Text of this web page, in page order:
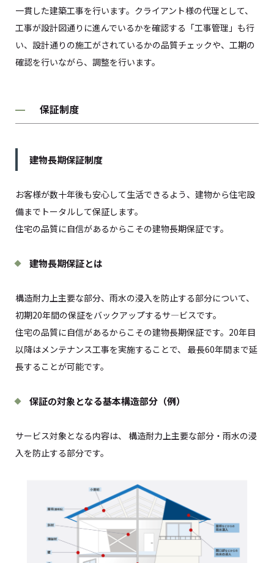
一貫した建築工事を行います。クライアント様の代理として、
工事が設計図通りに進んでいるかを確認する「工事管理」も行
い、設計通りの施工がされているかの品質チェックや、工期の
確認を行いながら、調整を行います。
保証制度
建物長期保証制度
お客様が数十年後も安心して生活できるよう、建物から住宅設
備までトータルして保証します。
住宅の品質に自信があるからこその建物長期保証です。
建物長期保証とは
構造耐力上主要な部分、雨水の浸入を防止する部分について、
初期20年間の保証をバックアップするサ―ビスです。
住宅の品質に自信があるからこその建物長期保証です。20年目
以降はメンテナンス工事を実施することで、 最長60年間まで延
長することが可能です。
保証の対象となる基本構造部分（例）
サービス対象となる内容は、 構造耐力上主要な部分・雨水の浸
入を防止する部分です。